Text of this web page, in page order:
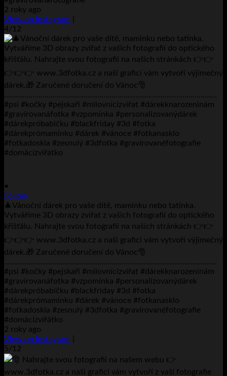
2 roky ago
View on Instagram
4/12
•
Follow
🎄Vánoční dárek pro vaše dítě, maminku nebo tatínka.
Vytváříme 3D obrazy zvířat z vašich fotografií do optického
křišťálu. Nahrajte svou fotografii na našich stránkách 👉👉
👉👉👉 www.3dfotka.cz a naši grafici vám vytvoří výjimečný
dárek.🎁 Zaručené doručení do Vánoc🎅
……………………………………………………………………………………………
#psi #kočky #pejskaři #milovnícizvířat #dárekknarozeninám
#gravírovanáfotka #vzpomínka #personalizovanýdárek
#dárekpróbabičku #blackfriday #3d #fotka
#dárekprómaminku #dárek #vánoce #fotkanasklo
#fotkadoskla #zesnulý #3dfotka #gravírovanéfotografie
#domácízvířátko
2 roky ago
View on Instagram
5/12